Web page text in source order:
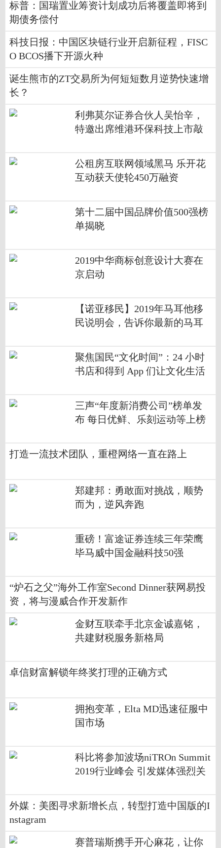
标普：国瑞置业筹资计划成功后将覆盖即将到
期债务偿付
科技日报：中国区块链行业开启新征程，FISC
O BCOS播下开源火种
诞生熊市的ZT交易所为何短短数月逆势快速增
长？
利弗莫尔证券合伙人吴怡辛，
特邀出席维港环保科技上市敲
公租房互联网领域黑马 乐开花
互动获天使轮450万融资
第十二届中国品牌价值500强榜
单揭晓
2019中华商标创意设计大赛在
京启动
【诺亚移民】2019年马耳他移
民说明会，告诉你最新的马耳
聚焦国民“文化时间”：24 小时
书店和得到 App 们让文化生活
三声“年度新消费公司”榜单发
布 每日优鲜、乐刻运动等上榜
打造一流技术团队，重橙网络一直在路上
郑建邦：勇敢面对挑战，顺势
而为，逆风奔跑
重磅！富途证券连续三年荣鹰
毕马威中国金融科技50强
“炉石之父”海外工作室Second Dinner获网易投
资，将与漫威合作开发新作
金财互联牵手北京金诚嘉铭，
共建财税服务新格局
卓信财富解锁年终奖打理的正确方式
拥抱变革，Elta MD迅速征服中
国市场
科比将参加波场niTROn Summit
2019行业峰会 引发媒体强烈关
外媒：美图寻求新增长点，转型打造中国版的I
nstagram
赛普瑞斯携手开心麻花，让你